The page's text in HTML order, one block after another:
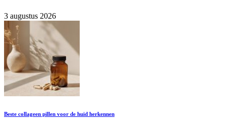
3 augustus 2026
Beste collageen pillen voor de huid herkennen